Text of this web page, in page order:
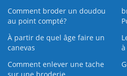
Comment broder un doudou
au point compté?
À partir de quel âge faire un
canevas
à
Comment enlever une tache